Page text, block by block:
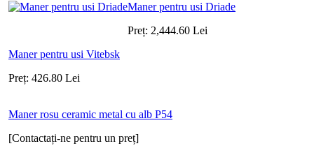
Maner pentru usi Driade
Preț: 2,444.60 Lei
Maner pentru usi Vitebsk
Preț: 426.80 Lei
Maner rosu ceramic metal cu alb P54
[Contactați-ne pentru un preț]